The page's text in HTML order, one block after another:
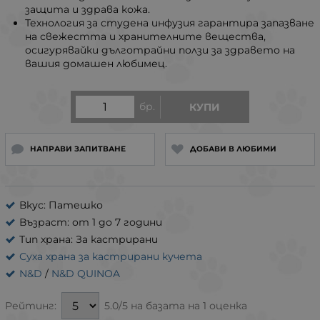
бр. КУПИ
НАПРАВИ ЗАПИТВАНЕ ДОБАВИ В ЛЮБИМИ
Вкус: Патешко
Възраст: от 1 до 7 години
Тип храна: За кастрирани
Суха храна за кастрирани кучета
N&D / N&D QUINOA
Рейтинг: 5.0/5 на базата на 1 оценка
защита и здрава кожа.
Технология за студена инфузия гарантира запазване
на свежестта и хранителните вещества,
осигурявайки дълготрайни ползи за здравето на
вашия домашен любимец.